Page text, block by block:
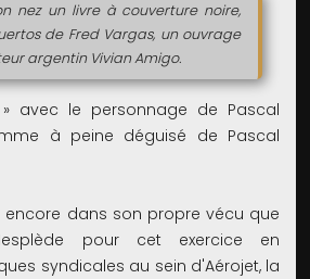
nez un livre à couverture noire,
de Fred Vargas, un ouvrage
argentin Vivian Amigo.
avec le personnage de Pascal
à peine déguisé de Pascal
encore dans son propre vécu que
pour cet exercice en
syndicales au sein d'Aérojet, la